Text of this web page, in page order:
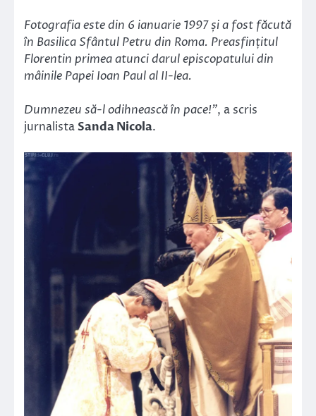
Fotografia este din 6 ianuarie 1997 și a fost făcută
în Basilica Sfântul Petru din Roma. Preasfințitul
Florentin primea atunci darul episcopatului din
mâinile Papei Ioan Paul al II-lea.
Dumnezeu să-l odihnească în pace!”, a scris
jurnalistaSanda Nicola.